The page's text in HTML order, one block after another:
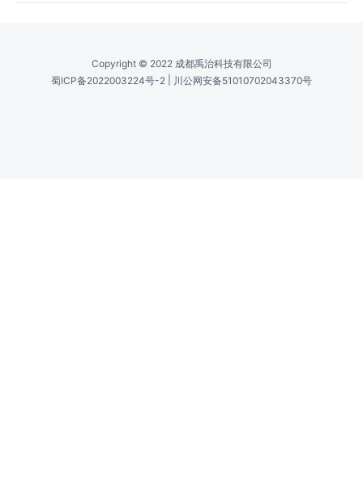
Copyright © 2022 成都禹治科技有限公司
蜀ICP备2022003224号-2
川公网安备51010702043370号